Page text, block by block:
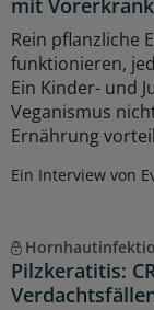
mit
Rein pflanzliche
funktionieren,
Ein Kinder- und
Veganismus
Ernährung
Ein Interview von
Pilzkeratitis: